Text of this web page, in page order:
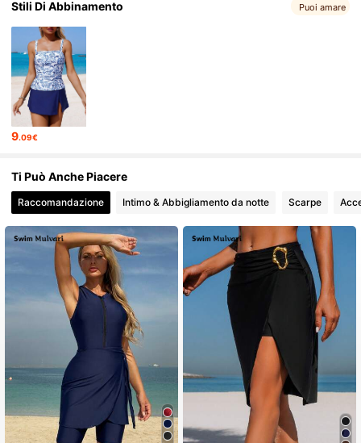
4.81 316K Follower
4.81
4.81
4.81 316K Follower
Stili Di Abbinamento Puoi amare
9.09€
Ti Può Anche Piacere
Raccomandazione Intimo & Abbigliamento da notte Scarpe